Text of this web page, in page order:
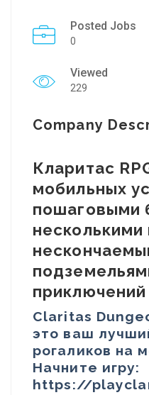
Posted Jobs
0
Viewed
229
Company
Кларитас
мобильных
пошаговыми
приключений
Claritas
это ваш
рогаликов на
Начните игру:
https://